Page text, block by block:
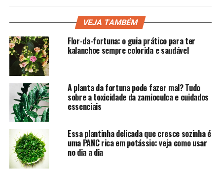
VEJA TAMBÉM
Flor-da-fortuna: o guia prático para ter
kalanchoe sempre colorida e saudável
A planta da fortuna pode fazer mal? Tudo
sobre a toxicidade da zamioculca e cuidados
essenciais
Essa plantinha delicada que cresce sozinha é
uma PANC rica em potássio: veja como usar
no dia a dia